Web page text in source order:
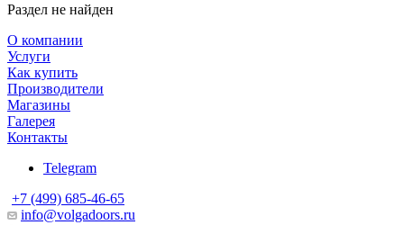
Раздел не найден
О компании
Услуги
Как купить
Производители
Магазины
Галерея
Контакты
Telegram
+7 (499) 685-46-65
info@volgadoors.ru